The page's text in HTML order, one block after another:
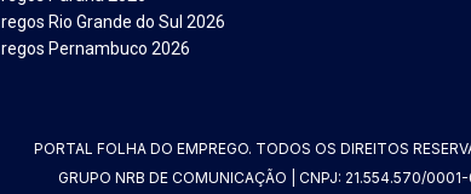
Rio Grande do Sul 2026
Pernambuco 2026
PORTAL FOLHA DO EMPREGO. TODOS OS DIREITOS
GRUPO NRB DE COMUNICAÇÃO | CNPJ: 21.554.570/0001-